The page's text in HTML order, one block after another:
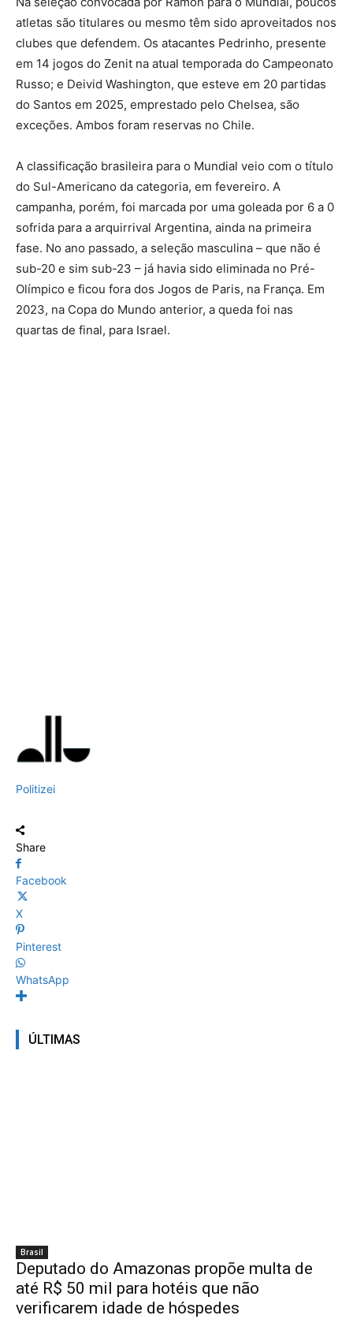
atletas são titulares ou mesmo têm sido aproveitados nos
clubes que defendem. Os atacantes Pedrinho, presente
em 14 jogos do Zenit na atual temporada do Campeonato
Russo; e Deivid Washington, que esteve em 20 partidas
do Santos em 2025, emprestado pelo Chelsea, são
exceções. Ambos foram reservas no Chile.
A classificação brasileira para o Mundial veio com o título
do Sul-Americano da categoria, em fevereiro. A
campanha, porém, foi marcada por uma goleada por 6 a 0
sofrida para a arquirrival Argentina, ainda na primeira
fase. No ano passado, a seleção masculina – que não é
sub-20 e sim sub-23 – já havia sido eliminada no Pré-
Olímpico e ficou fora dos Jogos de Paris, na França. Em
2023, na Copa do Mundo anterior, a queda foi nas
quartas de final, para Israel.
Politizei
Share
Facebook
X
Pinterest
WhatsApp
ÚLTIMAS
Brasil
Deputado do Amazonas propõe multa de
até R$ 50 mil para hotéis que não
verificarem idade de hóspedes